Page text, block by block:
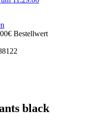
Bestellwert
black